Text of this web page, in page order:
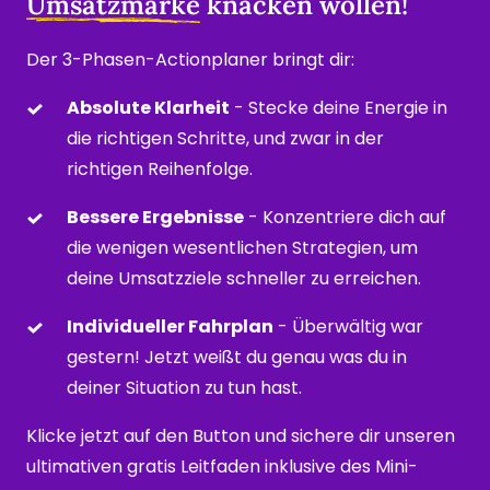
Der 3-Phasen-Actionplaner bringt dir:
Absolute Klarheit - Stecke deine Energie in
die richtigen Schritte, und zwar in der
richtigen Reihenfolge.
Bessere Ergebnisse - Konzentriere dich auf
die wenigen wesentlichen Strategien, um
deine Umsatzziele schneller zu erreichen.
Individueller Fahrplan - Überwältig war
gestern! Jetzt weißt du genau was du in
deiner Situation zu tun hast.
Klicke jetzt auf den Button und sichere dir unseren
ultimativen gratis Leitfaden inklusive des Mini-